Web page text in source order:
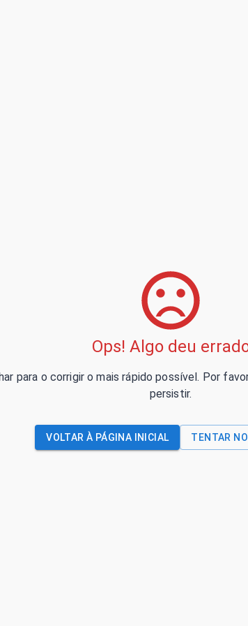
Ops! Algo deu
para o corrigir o mais rápido possível. Por
persistir.
VOLTAR À PÁGINA INICIAL TENTAR